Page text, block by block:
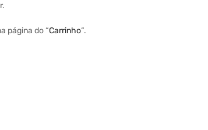
página do “Carrinho“.